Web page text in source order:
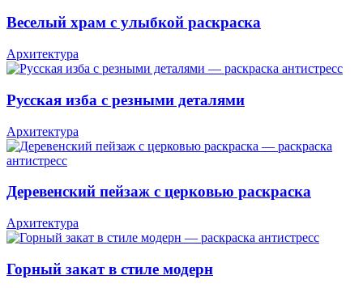
Веселый храм с улыбкой раскраска
Архитектура
Русская изба с резными деталями
Архитектура
Деревенский пейзаж с церковью раскраска
Архитектура
Горный закат в стиле модерн